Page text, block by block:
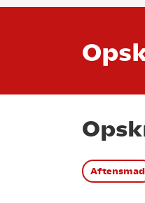
Aftensmad